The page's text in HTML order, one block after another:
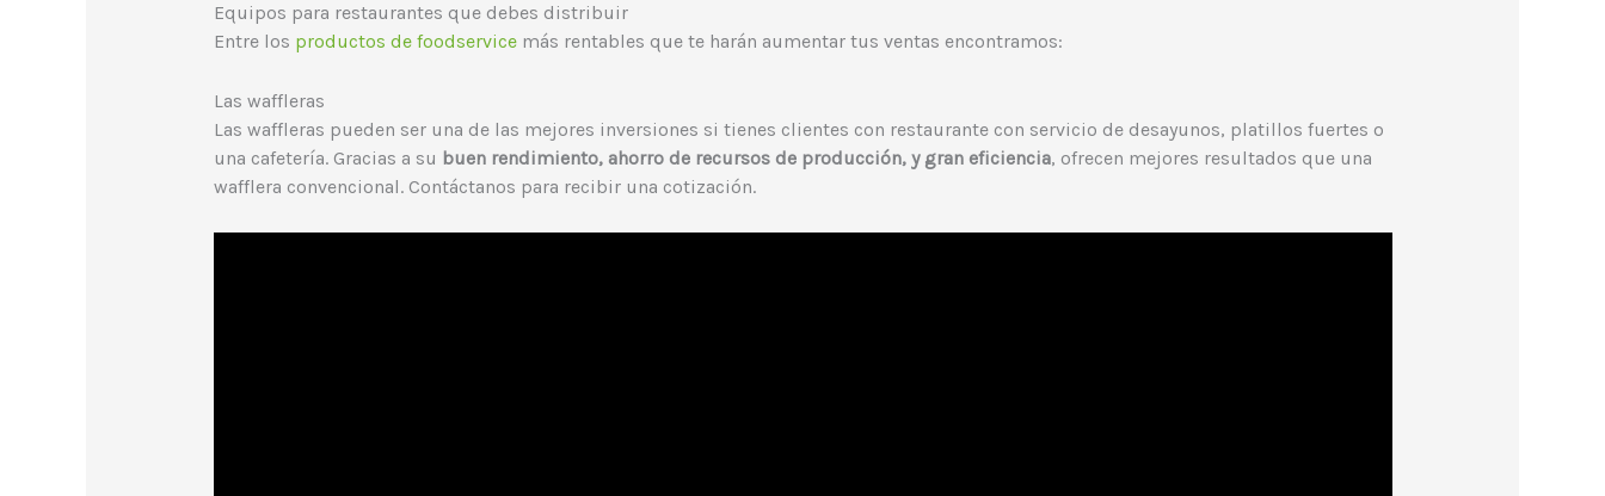
Equipos para restaurantes que debes distribuir
Entre los productos de foodservicemás rentables que te harán aumentar tus ventas encontramos:
Las waffleras
Las waffleras pueden ser una de las mejores inversiones si tienes clientes con restaurante con servicio de desayunos, platillos fuertes o
una cafetería. Gracias a su buen rendimiento, ahorro de recursos de producción, y gran eficiencia, ofrecen mejores resultados que una
wafflera convencional. Contáctanos para recibir una cotización.